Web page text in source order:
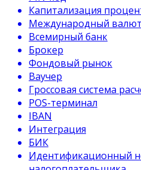
Капитализация
Международный
Всемирный банк
Брокер
Фондовый рынок
Ваучер
Гроссовая система
POS-терминал
IBAN
Интеграция
БИК
Идентификационный